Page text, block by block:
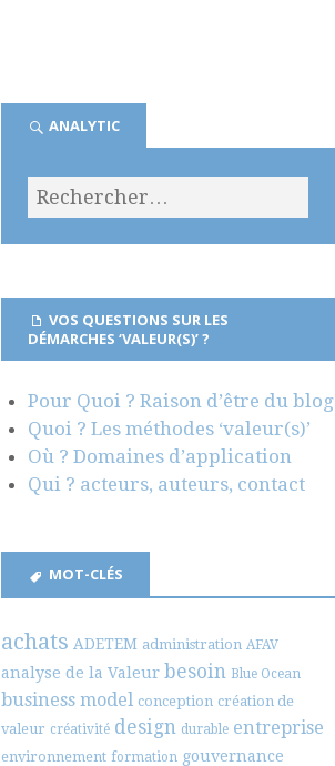
ANALYTIC
VOS QUESTIONS SUR LES
DÉMARCHES ‘VALEUR(S)’ ?
Pour Quoi ? Raison d’être du blog
Quoi ? Les méthodes ‘valeur(s)’
Où ? Domaines d’application
Qui ? acteurs, auteurs, contact
MOT-CLÉS
achats ADETEM administration AFAV
analyse de la Valeur besoin Blue Ocean
business model conception création de
valeur créativité design durable entreprise
environnement formation gouvernance